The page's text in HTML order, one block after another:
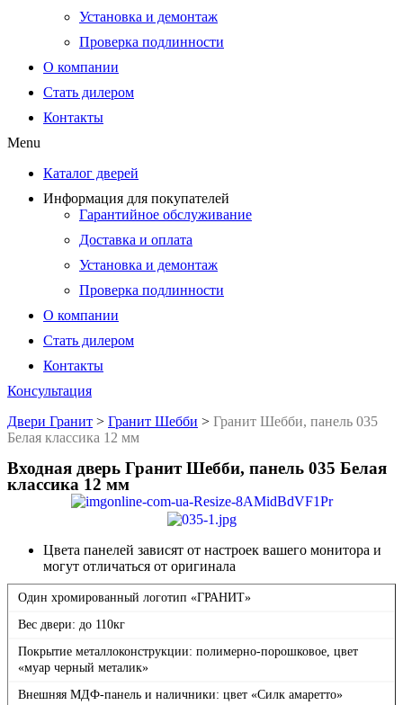
Установка и демонтаж
Проверка подлинности
О компании
Стать дилером
Контакты
Menu
Каталог дверей
Информация для покупателей
Гарантийное обслуживание
Доставка и оплата
Установка и демонтаж
Проверка подлинности
О компании
Стать дилером
Контакты
Консультация
Двери Гранит > Гранит Шебби > Гранит Шебби, панель 035
Белая классика 12 мм
Входная дверь Гранит Шебби, панель 035 Белая
классика 12 мм
Цвета панелей зависят от настроек вашего монитора и
могут отличаться от оригинала
Один хромированный логотип «ГРАНИТ»
Вес двери: до 110кг
Покрытие металлоконструкции: полимерно-порошковое, цвет
«муар черный металик»
Внешняя МДФ-панель и наличники: цвет «Силк амаретто»